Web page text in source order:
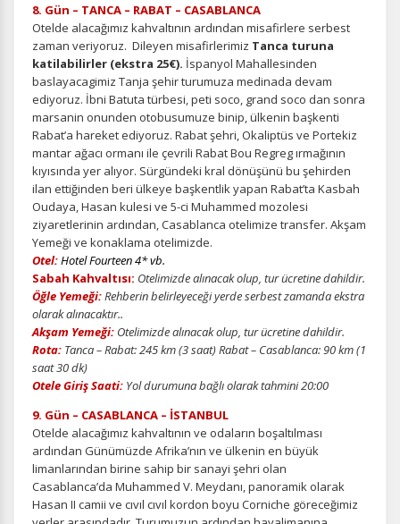
8. Gün – TANCA – RABAT – CASABLANCA
Otelde alacağımız kahvaltının ardından misafirlere serbest
zaman veriyoruz. Dileyen misafirlerimiz Tanca turuna
katilabilirler (ekstra 25€). İspanyol Mahallesinden
baslayacagimiz Tanja şehir turumuza medinada devam
ediyoruz. İbni Batuta türbesi, peti soco, grand soco dan sonra
marsanin onunden otobusumuze binip, ülkenin başkenti
Rabat’a hareket ediyoruz. Rabat şehri, Okaliptüs ve Portekiz
mantar ağacı ormanı ile çevrili Rabat Bou Regreg ırmağının
kıyısında yer alıyor. Sürgündeki kral dönüşünü bu şehirden
ilan ettiğinden beri ülkeye başkentlik yapan Rabat’ta Kasbah
Oudaya, Hasan kulesi ve 5-ci Muhammed mozolesi
ziyaretlerinin ardından, Casablanca otelimize transfer. Akşam
Yemeği ve konaklama otelimizde.
Otel:Hotel Fourteen 4* vb.
Sabah Kahvaltısı: Otelimizde alınacak olup, tur ücretine dahildir.
Öğle Yemeği:Rehberin belirleyeceği yerde serbest zamanda ekstra
olarak alınacaktır..
Akşam Yemeği: Otelimizde alınacak olup, tur ücretine dahildir.
Rota: Tanca – Rabat: 245 km (3 saat)Rabat – Casablanca: 90 km (1
saat 30 dk)
Otele Giriş Saati: Yol durumuna bağlı olarak tahmini 20:00
9. Gün – CASABLANCA – İSTANBUL
Otelde alacağımız kahvaltının ve odaların boşaltılması
ardından Günümüzde Afrika’nın ve ülkenin en büyük
limanlarından birine sahip bir sanayi şehri olan
Casablanca’da Muhammed V. Meydanı, panoramik olarak
Hasan II camii ve cıvıl cıvıl kordon boyu Corniche göreceğimiz